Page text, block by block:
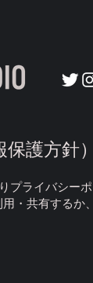
護方針）
プライバシー
・共有するか